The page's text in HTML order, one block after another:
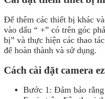
Để thêm các thiết bị khác
vào dấu “ +” có trên góc
bị” và thực hiện các thao
để hoàn thành và sử dụng.
Cách cài đặt camera
Bước 1: Đảm bảo